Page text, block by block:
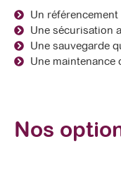
Un
Une sécurisation
Une sauvegarde
Une maintenance
Nos